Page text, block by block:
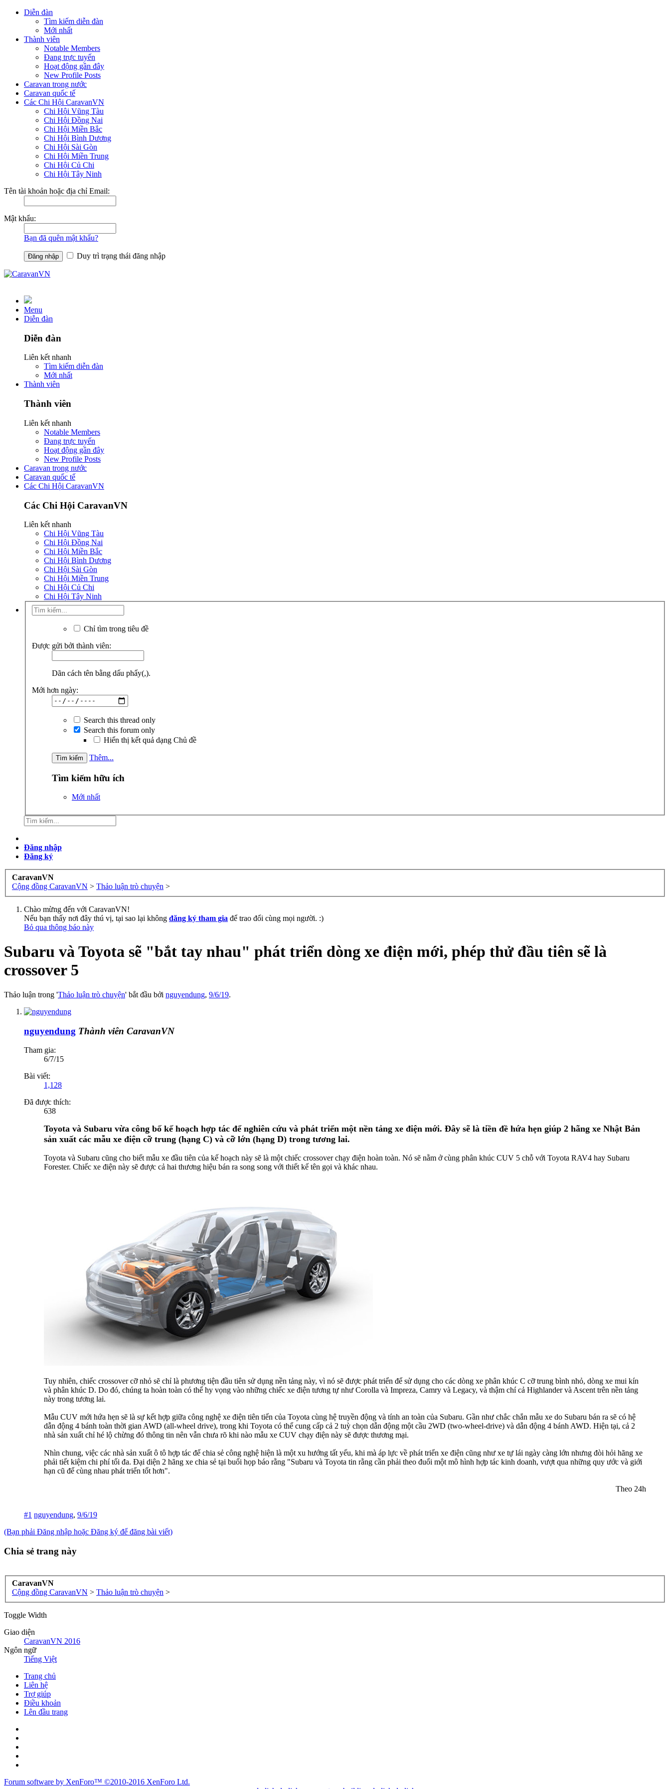
Diễn đàn
Tìm kiếm diễn đàn
Mới nhất
Thành viên
Notable Members
Đang trực tuyến
Hoạt động gần đây
New Profile Posts
Caravan trong nước
Caravan quốc tế
Các Chi Hội CaravanVN
Chi Hội Vũng Tàu
Chi Hội Đồng Nai
Chi Hội Miền Bắc
Chi Hội Bình Dương
Chi Hội Sài Gòn
Chi Hội Miền Trung
Chi Hội Củ Chi
Chi Hội Tây Ninh
Tên tài khoản hoặc địa chỉ Email:
Mật khẩu:
Bạn đã quên mật khẩu?
Duy trì trạng thái đăng nhập
Menu
Diễn đàn
Diễn đàn
Liên kết nhanh
Tìm kiếm diễn đàn
Mới nhất
Thành viên
Thành viên
Liên kết nhanh
Notable Members
Đang trực tuyến
Hoạt động gần đây
New Profile Posts
Caravan trong nước
Caravan quốc tế
Các Chi Hội CaravanVN
Các Chi Hội CaravanVN
Liên kết nhanh
Chi Hội Vũng Tàu
Chi Hội Đồng Nai
Chi Hội Miền Bắc
Chi Hội Bình Dương
Chi Hội Sài Gòn
Chi Hội Miền Trung
Chi Hội Củ Chi
Chi Hội Tây Ninh
Chỉ tìm trong tiêu đề
Được gửi bởi thành viên:
Dãn cách tên bằng dấu phẩy(,).
Mới hơn ngày:
Search this thread only
Search this forum only
Hiển thị kết quả dạng Chủ đề
Thêm...
Tìm kiếm hữu ích
Mới nhất
Đăng nhập
Đăng ký
CaravanVN
Cộng đồng CaravanVN > Thảo luận trò chuyện >
Chào mừng đến với CaravanVN!
Nếu bạn thấy nơi đây thú vị, tại sao lại không đăng ký tham gia để trao đổi cùng mọi người. :)
Bỏ qua thông báo này
Subaru và Toyota sẽ "bắt tay nhau" phát triển dòng xe điện mới, phép thử đầu tiên sẽ là
crossover 5
Thảo luận trong 'Thảo luận trò chuyện' bắt đầu bởi nguyendung, 9/6/19.
nguyendung Thành viên CaravanVN
Tham gia:
6/7/15
Bài viết:
1,128
Đã được thích:
638
Toyota và Subaru vừa công bố kế hoạch hợp tác để nghiên cứu và phát triển một nền tảng xe điện mới. Đây sẽ là tiền đề hứa hẹn giúp 2 hãng xe Nhật Bản
sản xuất các mẫu xe điện cỡ trung (hạng C) và cỡ lớn (hạng D) trong tương lai.
Toyota và Subaru cũng cho biết mẫu xe đầu tiên của kế hoạch này sẽ là một chiếc crossover chạy điện hoàn toàn. Nó sẽ nằm ở cùng phân khúc CUV 5 chỗ với Toyota RAV4 hay Subaru
Forester. Chiếc xe điện này sẽ được cả hai thương hiệu bán ra song song với thiết kế tên gọi và khác nhau.
Tuy nhiên, chiếc crossover cỡ nhỏ sẽ chỉ là phương tiện đầu tiên sử dụng nền tảng này, vì nó sẽ được phát triển để sử dụng cho các dòng xe phân khúc C cỡ trung bình nhỏ, dòng xe mui kín
và phân khúc D. Do đó, chúng ta hoàn toàn có thể hy vọng vào những chiếc xe điện tương tự như Corolla và Impreza, Camry và Legacy, và thậm chí cả Highlander và Ascent trên nền tảng
này trong tương lai.
Mẫu CUV mới hứa hẹn sẽ là sự kết hợp giữa công nghệ xe điện tiên tiến của Toyota cùng hệ truyền động và tính an toàn của Subaru. Gần như chắc chắn mẫu xe do Subaru bán ra sẽ có hệ
dẫn động 4 bánh toàn thời gian AWD (all-wheel drive), trong khi Toyota có thể cung cấp cả 2 tuỳ chọn dẫn động một cầu 2WD (two-wheel-drive) và dẫn động 4 bánh AWD. Hiện tại, cả 2
nhà sản xuất chỉ hé lộ chừng đó thông tin nên vẫn chưa rõ khi nào mẫu xe CUV chạy điện này sẽ được thương mại.
Nhìn chung, việc các nhà sản xuất ô tô hợp tác để chia sẻ công nghệ hiện là một xu hướng tất yếu, khi mà áp lực về phát triển xe điện cũng như xe tự lái ngày càng lớn nhưng đòi hỏi hãng xe
phải tiết kiệm chi phí tối đa. Đại diện 2 hãng xe chia sẻ tại buổi họp báo rằng "Subaru và Toyota tin rằng cần phải theo đuổi một mô hình hợp tác kinh doanh, vượt qua những quy ước và giới
hạn cũ để cùng nhau phát triển tốt hơn".
Theo 24h​
#1 nguyendung, 9/6/19
(Bạn phải Đăng nhập hoặc Đăng ký để đăng bài viết)
Chia sẻ trang này
CaravanVN
Cộng đồng CaravanVN > Thảo luận trò chuyện >
Toggle Width
Giao diện
CaravanVN 2016
Ngôn ngữ
Tiếng Việt
Trang chủ
Liên hệ
Trợ giúp
Điều khoản
Lên đầu trang
Forum software by XenForo™ ©2010-2016 XenForo Ltd.